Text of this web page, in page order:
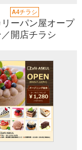
A4チラシ
ーパン屋オープ
／開店チラシ